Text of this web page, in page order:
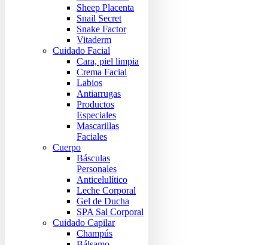
Sheep Placenta
Snail Secret
Snake Factor
Vitaderm
Cuidado Facial
Cara, piel limpia
Crema Facial
Labios
Antiarrugas
Productos
Especiales
Mascarillas
Faciales
Cuerpo
Básculas
Personales
Anticelulítico
Leche Corporal
Gel de Ducha
SPA Sal Corporal
Cuidado Capilar
Champús